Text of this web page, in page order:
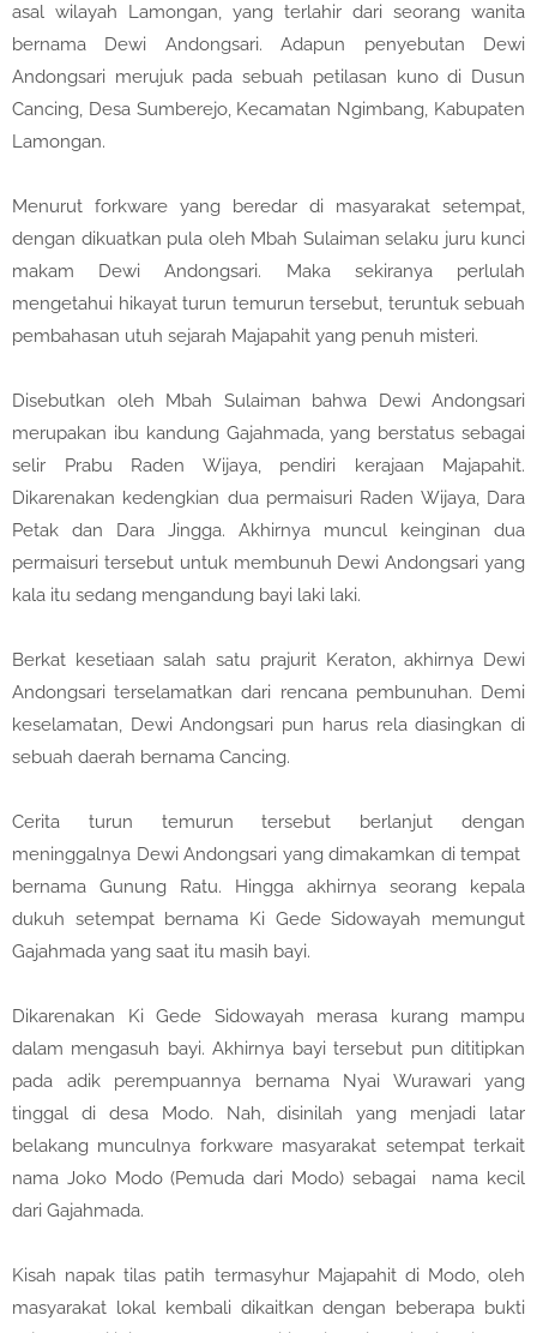
asal wilayah Lamongan, yang terlahir dari seorang wanita
bernama Dewi Andongsari. Adapun penyebutan Dewi
Andongsari merujuk pada sebuah petilasan kuno di Dusun
Cancing, Desa Sumberejo, Kecamatan Ngimbang, Kabupaten
Lamongan.
Menurut forkware yang beredar di masyarakat setempat,
dengan dikuatkan pula oleh Mbah Sulaiman selaku juru kunci
makam Dewi Andongsari. Maka sekiranya perlulah
mengetahui hikayat turun temurun tersebut, teruntuk sebuah
pembahasan utuh sejarah Majapahit yang penuh misteri.
Disebutkan oleh Mbah Sulaiman bahwa Dewi Andongsari
merupakan ibu kandung Gajahmada, yang berstatus sebagai
selir Prabu Raden Wijaya, pendiri kerajaan Majapahit.
Dikarenakan kedengkian dua permaisuri Raden Wijaya, Dara
Petak dan Dara Jingga. Akhirnya muncul keinginan dua
permaisuri tersebut untuk membunuh Dewi Andongsari yang
kala itu sedang mengandung bayi laki laki.
Berkat kesetiaan salah satu prajurit Keraton, akhirnya Dewi
Andongsari terselamatkan dari rencana pembunuhan. Demi
keselamatan, Dewi Andongsari pun harus rela diasingkan di
sebuah daerah bernama Cancing.
Cerita turun temurun tersebut berlanjut dengan
meninggalnya Dewi Andongsari yang dimakamkan di tempat
bernama Gunung Ratu. Hingga akhirnya seorang kepala
dukuh setempat bernama Ki Gede Sidowayah memungut
Gajahmada yang saat itu masih bayi.
Dikarenakan Ki Gede Sidowayah merasa kurang mampu
dalam mengasuh bayi. Akhirnya bayi tersebut pun dititipkan
pada adik perempuannya bernama Nyai Wurawari yang
tinggal di desa Modo. Nah, disinilah yang menjadi latar
belakang munculnya forkware masyarakat setempat terkait
nama Joko Modo (Pemuda dari Modo) sebagai
nama kecil
dari Gajahmada.
Kisah napak tilas patih termasyhur Majapahit di Modo, oleh
masyarakat lokal kembali dikaitkan dengan beberapa bukti